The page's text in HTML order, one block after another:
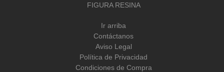
FIGURA RESINA
Ir arriba
Contáctanos
Aviso Legal
Política de Privacidad
Condiciones de Compra